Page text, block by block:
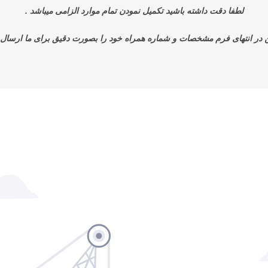
لطفا دقت داشته باشید تکمیل نمودن تمام موارد الزامی میباشد .
در انتهای فرم مشخصات و شماره همراه خود را بصورت دقیق برای ما ارسال